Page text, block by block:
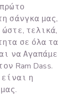
σάνγκα μας,
τελικά,
σε όλα τα
να Αγαπάμε
Ram Dass.
η